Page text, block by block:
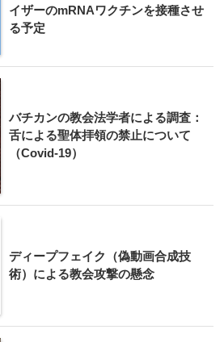
イザーのmRNAワクチンを接種させ
る予定
バチカンの教会法学者による調査：
舌による聖体拝領の禁止について
（Covid-19）
ディープフェイク（偽動画合成技
術）による教会攻撃の懸念